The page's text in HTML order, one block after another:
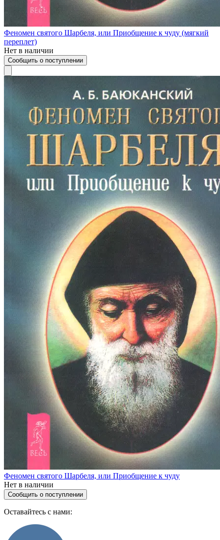
Феномен святого Шарбеля, или Приобщение к чуду (мягкий
переплет)
Нет в наличии
Сообщить о поступлении
Феномен святого Шарбеля, или Приобщение к чуду
Нет в наличии
Сообщить о поступлении
Оставайтесь с нами: